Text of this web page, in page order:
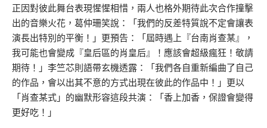
正因對彼此舞台表現惺惺相惜，兩人也格外期待此次合作撞擊
出的音樂火花，葛仲珊笑說：「我們的反差特質說不定會讓表
演長出特別的平衡！」更預告：「屆時遇上『台南肖查某』，
我可能也會變成『皇后區的肖皇后』！應該會超級瘋狂！敬請
期待！」李竺芯則語帶玄機透露：「我們各自重新編曲了自己
的作品，會以出其不意的方式出現在彼此的作品中！」更以
「肖查某式」的幽默形容這段共演：「香上加香，保證會變得
更好吃！」